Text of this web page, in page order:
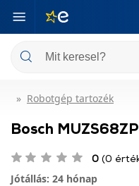
Robotgép tartozék
Bosch
0 (0
Jótállás: 24 hónap